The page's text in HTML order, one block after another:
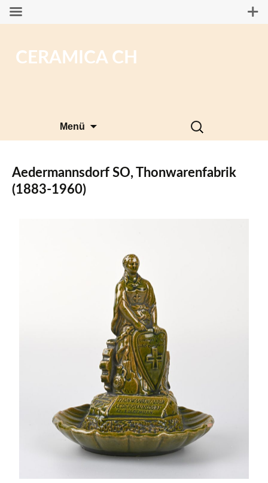
CERAMICA CH
Menü
Suchen
nach:
Aedermannsdorf SO, Thonwarenfabrik
(1883-1960)